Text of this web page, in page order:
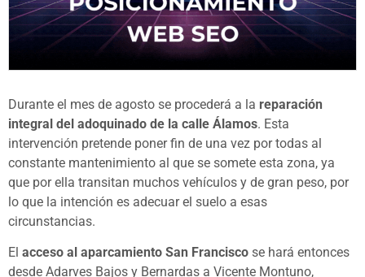
Durante el mes de agosto se procederá a la reparación
integral del adoquinado de la calle Álamos. Esta
intervención pretende poner fin de una vez por todas al
constante mantenimiento al que se somete esta zona, ya
que por ella transitan muchos vehículos y de gran peso, por
lo que la intención es adecuar el suelo a esas
circunstancias.
El acceso al aparcamiento San Francisco se hará entonces
desde Adarves Bajos y Bernardas a Vicente Montuno,